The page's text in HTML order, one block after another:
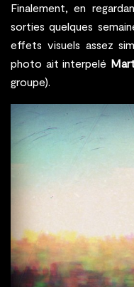
Finalement, en
sorties quelques
effets visuels assez
photo ait interpelé
groupe).